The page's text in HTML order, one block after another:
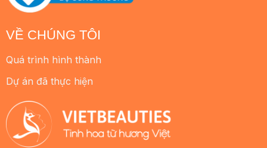
VỀ CHÚNG TÔI
Quá trình hình thành
Dự án đã thực hiện